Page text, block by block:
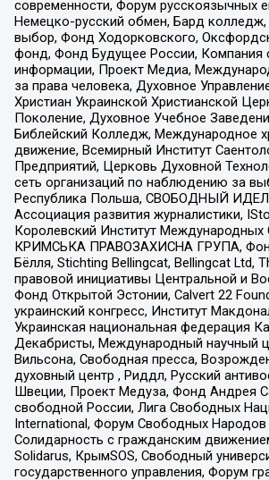
современности, Форум русскоязычных
Немецко-русский обмен, Бард колледж,
выбор, Фонд Ходорковского,
фонд, Фонд Будущее России, Компания
информации, Проект Медиа,
за права человека, Духовное
Христиан Украинской Христианской
Поколение, Духовное Учебное
Библейский Колледж, Международное
движение, Всемирный Институт
Предприятий, Церковь Духовной
сеть организаций по наблюдению за
Республика Польша, СВОБОДНЫЙ
Ассоциация развития журналистики,
Королевский Институт Международных
КРИМСЬКА ПРАВОЗАХИСНА ГРУПА,
Бёлля, Stichting Bellingcat, Bellingcat Ltd,
правовой инициативы Центральной и
Фонд Открытой Эстонии, Calvert 22
украинский конгресс, Институт
Украинская национальная федерация
Декабристы, Международный научный
Вильсона, Свободная пресса,
духовный центр , Риддл, Русский
Швеции, Проект Медуза, Фонд Андрея
свободной России, Лига Свободных
International, Форум Свободных
Солидарность с гражданским
Solidarus, КрымSOS, Свободный
государственного управления, Форум